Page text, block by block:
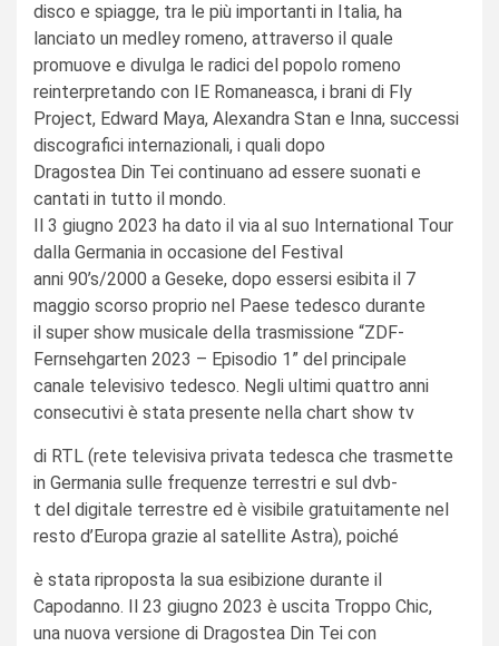
disco e spiagge, tra le più importanti in Italia, ha
lanciato un medley romeno, attraverso il quale
promuove e divulga le radici del popolo romeno
reinterpretando con IE Romaneasca, i brani di Fly
Project, Edward Maya, Alexandra Stan e Inna, successi
discografici internazionali, i quali dopo
Dragostea Din Tei continuano ad essere suonati e
cantati in tutto il mondo.
Il 3 giugno 2023 ha dato il via al suo International Tour
dalla Germania in occasione del Festival
anni 90’s/2000 a Geseke, dopo essersi esibita il 7
maggio scorso proprio nel Paese tedesco durante
il super show musicale della trasmissione “ZDF-
Fernsehgarten 2023 – Episodio 1” del principale
canale televisivo tedesco. Negli ultimi quattro anni
consecutivi è stata presente nella chart show tv
di RTL (rete televisiva privata tedesca che trasmette
in Germania sulle frequenze terrestri e sul dvb-
t del digitale terrestre ed è visibile gratuitamente nel
resto d’Europa grazie al satellite Astra), poiché
è stata riproposta la sua esibizione durante il
Capodanno. Il 23 giugno 2023 è uscita Troppo Chic,
una nuova versione di Dragostea Din Tei con